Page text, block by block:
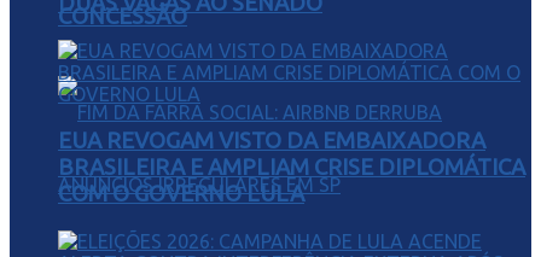
CONCESSÃO
EUA REVOGAM VISTO DA EMBAIXADORA
BRASILEIRA E AMPLIAM CRISE DIPLOMÁTICA
COM O GOVERNO LULA